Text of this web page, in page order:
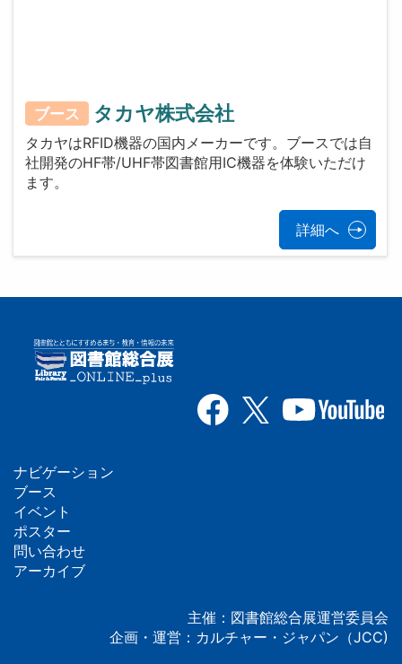
ブース タカヤ株式会社
タカヤはRFID機器の国内メーカーです。ブースでは自
社開発のHF帯/UHF帯図書館用IC機器を体験いただけ
ます。
詳細へ
フ
ッ
タ
ナビゲーション
ブース
イベント
ポスター
問い合わせ
アーカイブ
主催：図書館総合展運営委員会
企画・運営：カルチャー・ジャパン（JCC)